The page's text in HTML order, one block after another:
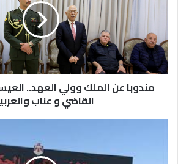
وولي
العهد..
العيسوي
يعزي
عشائر
القاضي
مندوبا عن الملك وولي العهد..
القاضي و عناب